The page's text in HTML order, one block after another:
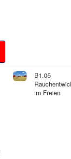
B1.05
im Freien